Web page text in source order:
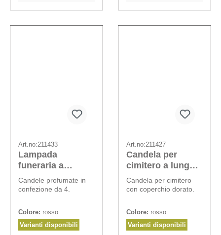
Art.no:211433
Lampada
funeraria a
combustione
oraria
Candele profumate in
confezione da 4.
Colore: rosso
Varianti disponibili
Art.no:211427
Candela per
cimitero a lunga
durata n. 6
Candela per cimitero
con coperchio dorato.
Colore: rosso
Varianti disponibili